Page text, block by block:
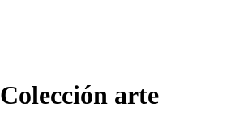
Colección arte